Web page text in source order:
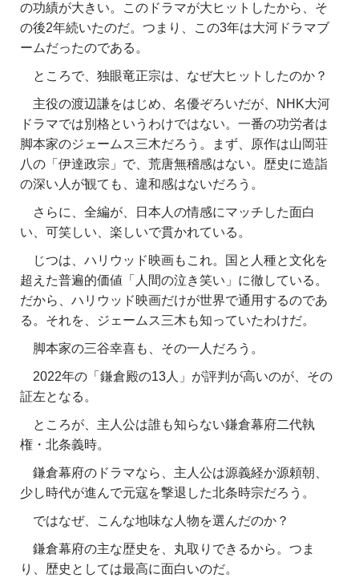
の功績が大きい。このドラマが大ヒットしたから、そ
の後2年続いたのだ。つまり、この3年は大河ドラマブ
ームだったのである。
ところで、独眼竜正宗は、なぜ大ヒットしたのか？
主役の渡辺謙をはじめ、名優ぞろいだが、NHK大河
ドラマでは別格というわけではない。一番の功労者は
脚本家のジェームス三木だろう。まず、原作は山岡荘
八の「伊達政宗」で、荒唐無稽感はない。歴史に造詣
の深い人が観ても、違和感はないだろう。
さらに、全編が、日本人の情感にマッチした面白
い、可笑しい、 楽しいで貫かれている。
じつは、ハリウッド映画もこれ。国と人種と文化を
超えた普遍的価値「人間の泣き笑い」に徹している。
だから、ハリウッド映画だけが世界で通用するのであ
る。それを、ジェームス三木も知っていたわけだ。
脚本家の三谷幸喜も、その一人だろう。
2022年の「鎌倉殿の13人」が評判が高いのが、その
証左となる。
ところが、主人公は誰も知らない鎌倉幕府二代執
権・北条義時。
鎌倉幕府のドラマなら、主人公は源義経か源頼朝、
少し時代が進んで元寇を撃退した北条時宗だろう。
ではなぜ、こんな地味な人物を選んだのか？
鎌倉幕府の主な歴史を、丸取りできるから。つま
り、歴史としては最高に面白いのだ。